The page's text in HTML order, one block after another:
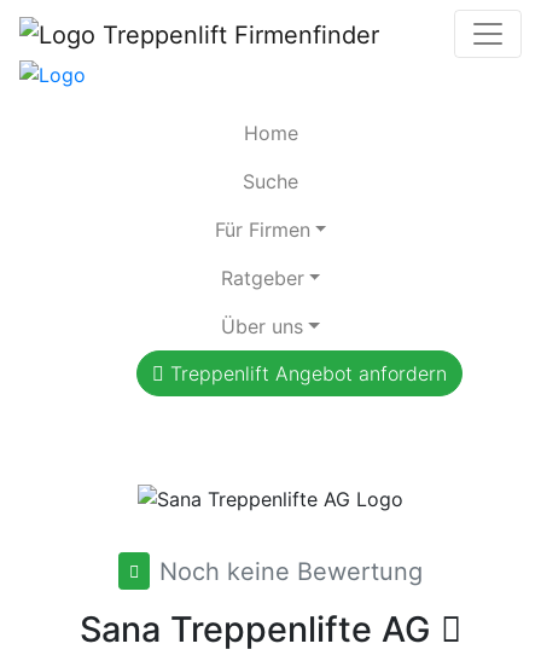
Home
Suche
Für Firmen
Ratgeber
Über uns
Treppenlift Angebot anfordern
Noch keine Bewertung
Sana Treppenlifte AG